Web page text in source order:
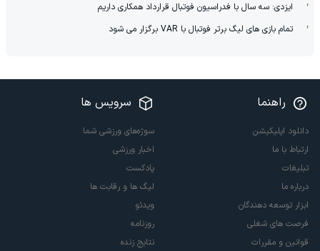
ایزدی: سه سال با فدراسیون فوتبال قرارداد همکاری داریم
تمام بازی های لیگ برتر فوتبال با VAR برگزار می شود
راهنما
دانلود اپلیکیشن
ارتباط با ما
تبلیغات
درباره ما
ابزار توسعه دهندگان
فرصت های شغلی
قوانین و مقررات
سرویس ها
سوژه‌های ورزشی شما
اخبار ورزشی
پادکست
لیگ ها و رقابت ها
ویدئو
روزنامه
نتایج زنده